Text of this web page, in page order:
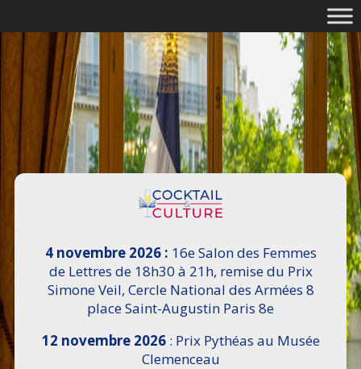
4 novembre 2026 : 16e Salon des Femmes
de Lettres de 18h30 à 21h, remise du Prix
Simone Veil, Cercle National des Armées 8
place Saint-Augustin Paris 8e
12 novembre 2026: Prix Pythéas au Musée
Clemenceau